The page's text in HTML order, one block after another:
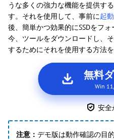
うな多くの強力な機能を提供す
す。それを使用して、事前に起
後、簡単かつ効果的にSSDをフ
今、ツールをダウンロードし、
するためにそれを使用する方法
無料
Win
安全
注意： デモ版は動作確認の目